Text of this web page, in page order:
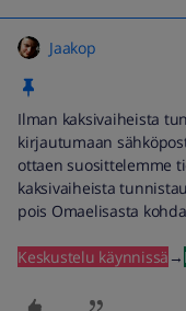
Jaakop
Ilman kaksivaiheista
kirjautumaan
ottaen suosittelemme
kaksivaiheista
pois Omaelisasta
Keskustelu käynnissä →